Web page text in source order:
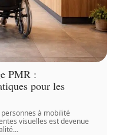
PMR :
pour les
à mobilité
visuelles est devenue
…